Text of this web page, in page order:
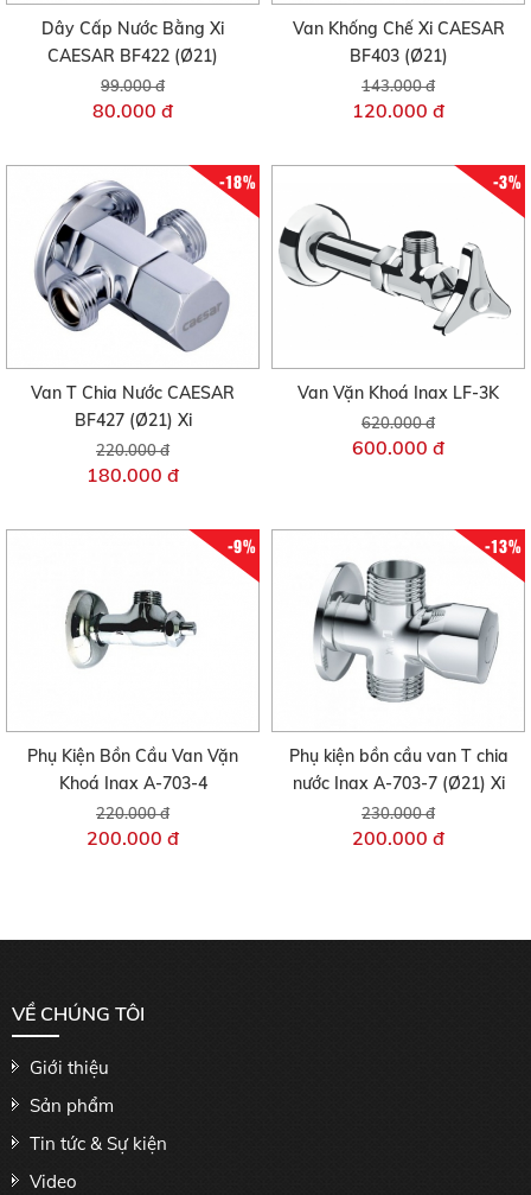
Dây Cấp Nước Bằng Xi
CAESAR BF422 (Ø21)
99.000 đ
80.000 đ
Van Khống Chế Xi CAESAR
BF403 (Ø21)
143.000 đ
120.000 đ
-18%
Van T Chia Nước CAESAR
BF427 (Ø21) Xi
220.000 đ
180.000 đ
-3%
Van Vặn Khoá Inax LF-3K
620.000 đ
600.000 đ
-9%
Phụ Kiện Bồn Cầu Van Vặn
Khoá Inax A-703-4
220.000 đ
200.000 đ
-13%
Phụ kiện bồn cầu van T chia
nước Inax A-703-7 (Ø21) Xi
230.000 đ
200.000 đ
VỀ CHÚNG TÔI
Giới thiệu
Sản phẩm
Tin tức & Sự kiện
Video